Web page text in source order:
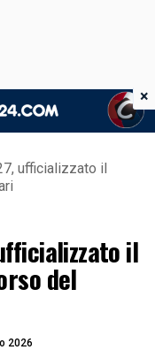
ufficializzato il
il
del
2026
×